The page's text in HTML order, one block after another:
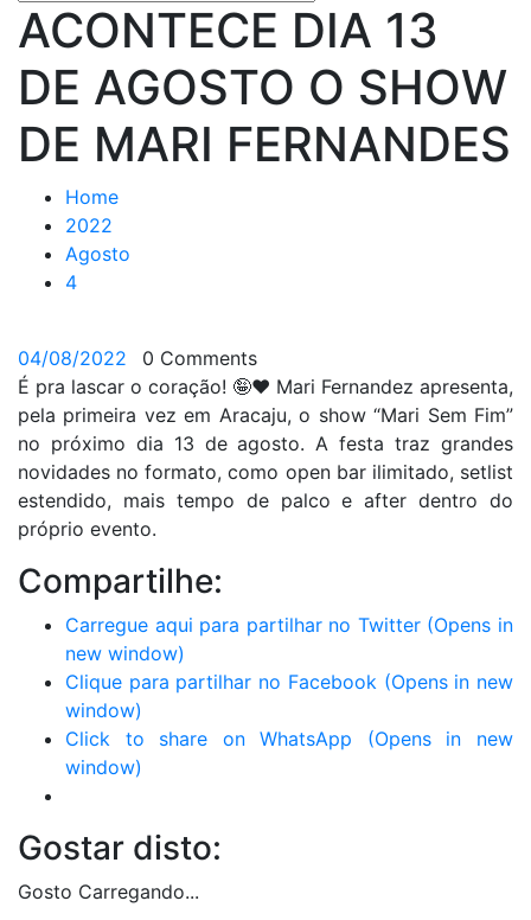
ACONTECE DIA 13
DE AGOSTO O SHOW
DE MARI FERNANDES
Home
2022
Agosto
4
04/08/2022
0 Comments
É pra lascar o coração! 🤪❤️ Mari Fernandez apresenta,
pela primeira vez em Aracaju, o show “Mari Sem Fim”
no próximo dia 13 de agosto. A festa traz grandes
novidades no formato, como open bar ilimitado, setlist
estendido, mais tempo de palco e after dentro do
próprio evento.
Compartilhe:
Carregue aqui para partilhar no Twitter (Opens in
new window)
Clique para partilhar no Facebook (Opens in new
window)
Click to share on WhatsApp (Opens in new
window)
Gostar disto:
Gosto Carregando...